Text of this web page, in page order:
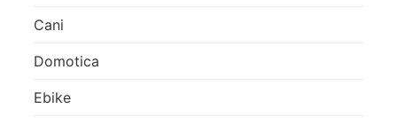
Cani
Domotica
Ebike